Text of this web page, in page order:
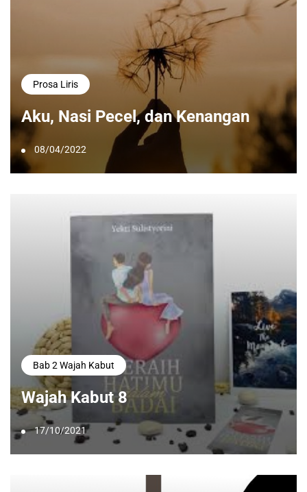
Prosa Liris
Aku, Nasi Pecel, dan Kenangan
08/04/2022
Bab 2 Wajah Kabut
Wajah Kabut 8
17/10/2021